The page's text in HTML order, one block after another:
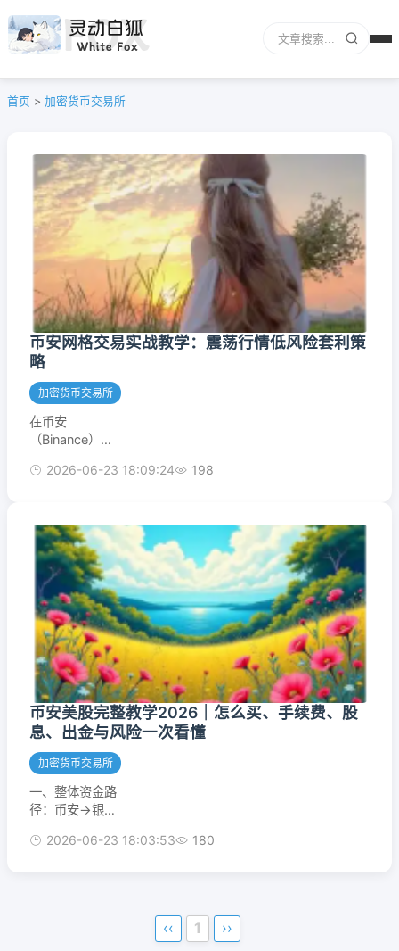
首页 > 加密货币交易所
币安网格交易实战教学：震荡行情低风险套利策
略
加密货币交易所
在币安
（Binance）使
震荡行情套利，
风险策略。下面
从原理到实战，
一步步拆解如何
搭建一套稳健的
“箱体网格”策
略。一、为什么
震荡行情要用网
格？当币价在一
个区间内反复上
下波动，不形成
单边趋势时，网
格机器人会通过
“低吸高抛”持续
赚取差价——价
格每触碰一次网
格线就完成一
次...
2026-06-23 18:09:24 198
币安美股完整教学2026｜怎么买、手续费、股
息、出金与风险一次看懂
加密货币交易所
一、整体资金路
径：币安→银行
你在币安持有加
2026-06-23 18:03:53 180
‹‹ 1 ››